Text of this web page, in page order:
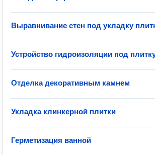
Выравнивание стен под укладку
Устройство гидроизоляции под
Отделка декоративным камнем
Укладка клинкерной плитки
Герметизация ванной